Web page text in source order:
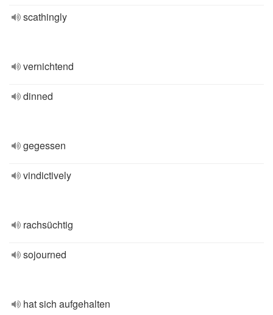
scathingly
vernichtend
dinned
gegessen
vindictively
rachsüchtig
sojourned
hat sich aufgehalten